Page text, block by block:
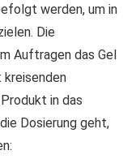
werden, um in
Die
Auftragen das Gel
kreisenden
in das
Dosierung geht,